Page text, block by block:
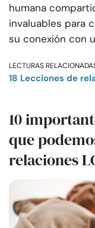
humana
invaluables para
su conexión con
LECTURAS
18 Lecciones de
10
que
relaciones